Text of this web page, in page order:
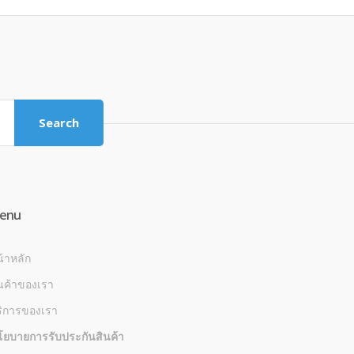
Search
าหลัก
าของเรา
ารของเรา
ยบายการรับประกันสินค้า